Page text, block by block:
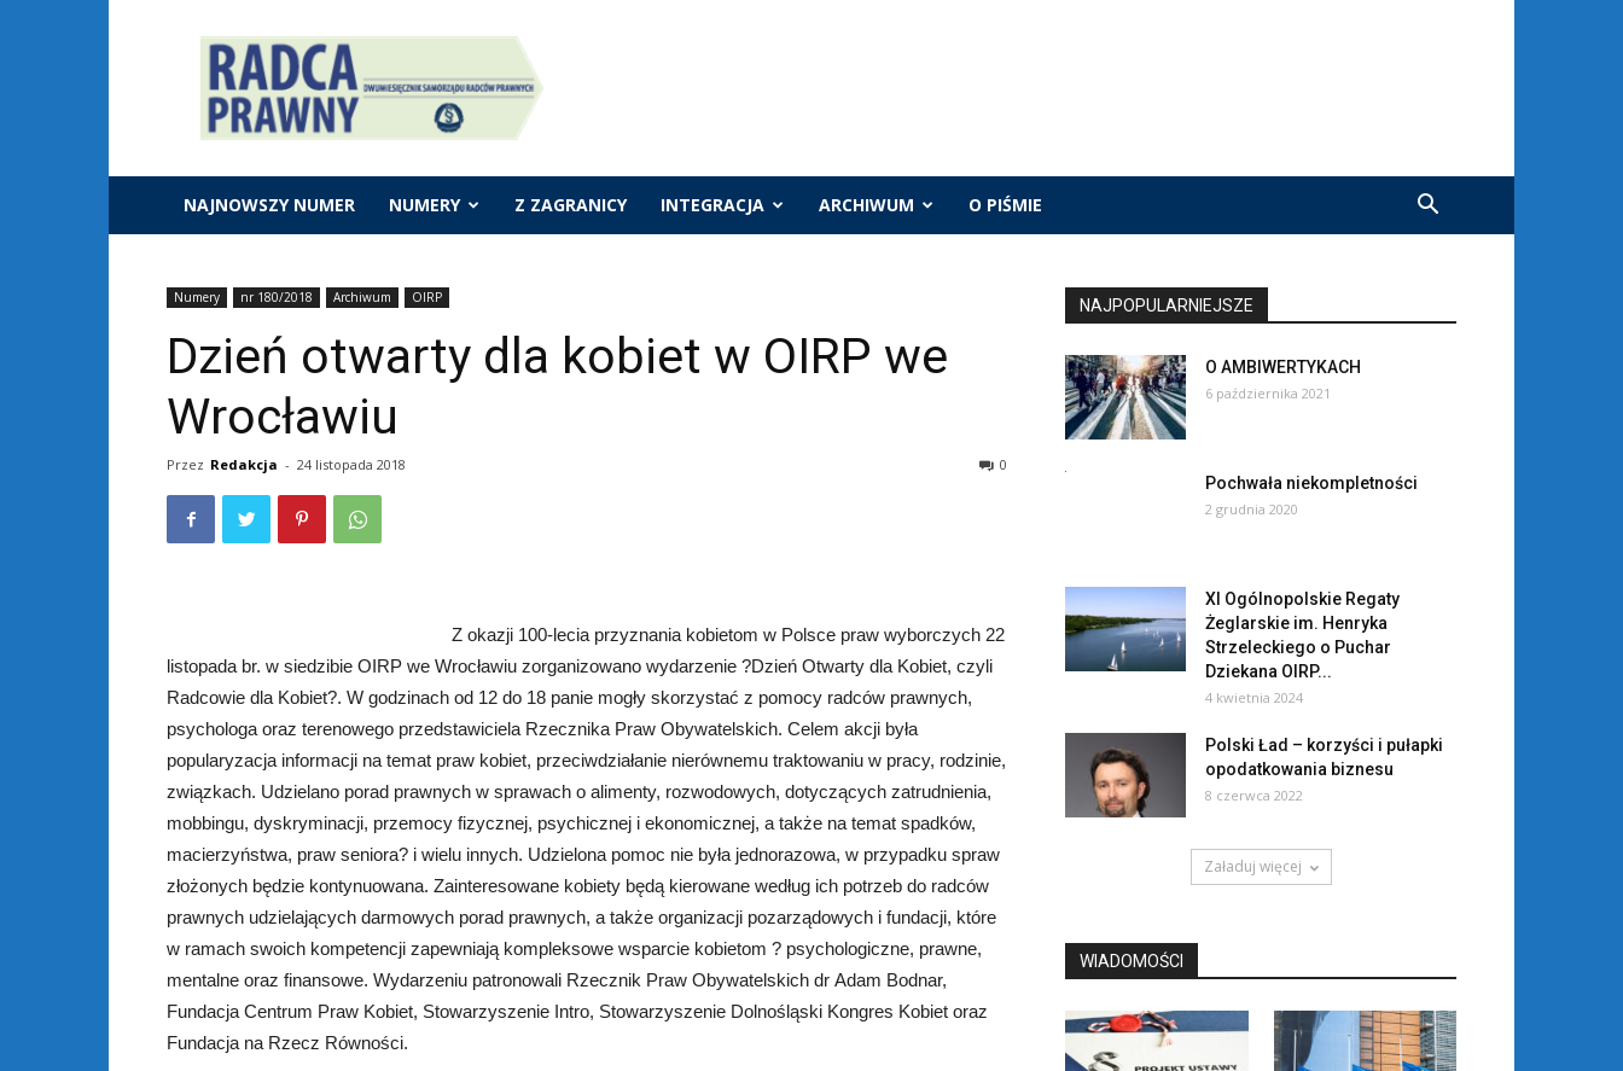
Dwumiesięcznik
"Radca
Prawny"
NAJNOWSZY NUMER NUMERY Z ZAGRANICY INTEGRACJA ARCHIWUM O PIŚMIE
Numery nr 180/2018 Archiwum OIRP
Dzień otwarty dla kobiet w OIRP we
Wrocławiu
Przez Redakcja - 24 listopada 2018 0
Z okazji 100-lecia przyznania kobietom w Polsce praw wyborczych 22
listopada br. w siedzibie OIRP we Wrocławiu zorganizowano wydarzenie ?Dzień Otwarty dla Kobiet, czyli
Radcowie dla Kobiet?. W godzinach od 12 do 18 panie mogły skorzystać z pomocy radców prawnych,
psychologa oraz terenowego przedstawiciela Rzecznika Praw Obywatelskich. Celem akcji była
popularyzacja informacji na temat praw kobiet, przeciwdziałanie nierównemu traktowaniu w pracy, rodzinie,
związkach. Udzielano porad prawnych w sprawach o alimenty, rozwodowych, dotyczących zatrudnienia,
mobbingu, dyskryminacji, przemocy fizycznej, psychicznej i ekonomicznej, a także na temat spadków,
macierzyństwa, praw seniora? i wielu innych. Udzielona pomoc nie była jednorazowa, w przypadku spraw
złożonych będzie kontynuowana. Zainteresowane kobiety będą kierowane według ich potrzeb do radców
prawnych udzielających darmowych porad prawnych, a także organizacji pozarządowych i fundacji, które
w ramach swoich kompetencji zapewniają kompleksowe wsparcie kobietom ? psychologiczne, prawne,
mentalne oraz finansowe. Wydarzeniu patronowali Rzecznik Praw Obywatelskich dr Adam Bodnar,
Fundacja Centrum Praw Kobiet, Stowarzyszenie Intro, Stowarzyszenie Dolnośląski Kongres Kobiet oraz
Fundacja na Rzecz Równości.
NAJPOPULARNIEJSZE
O AMBIWERTYKACH
6 października 2021
Pochwała niekompletności
2 grudnia 2020
XI Ogólnopolskie Regaty
Żeglarskie im. Henryka
Strzeleckiego o Puchar
Dziekana OIRP...
4 kwietnia 2024
Polski Ład – korzyści i pułapki
opodatkowania biznesu
8 czerwca 2022
Załaduj więcej
WIADOMOŚCI